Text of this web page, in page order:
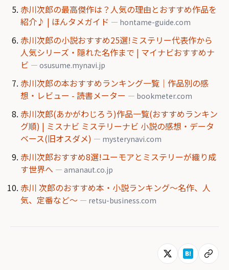
赤川次郎の最高傑作は？人気の理由とおすすめ作品を
紹介♪ | ほんタメガイド — hontame-guide.com
赤川次郎の小説おすすめ25選!ミステリー代表作から
人気シリーズ・隠れた名作まで | マイナビおすすめナ
ビ — osusume.mynavi.jp
赤川次郎の本おすすめランキング一覧｜作品別の感
想・レビュー - 読書メーター — bookmeter.com
赤川次郎(あかがわじろう)作品一覧(おすすめランキン
グ順) | ミスナビ ミステリーナビ 小説の感想・データ
ベース(旧オスダメ) — mysterynavi.com
赤川次郎おすすめ8選!ユーモアとミステリーが織り成
す世界へ — amanaut.co.jp
赤川 次郎のおすすめ本・小説ランキング〜名作、人
気、定番など〜 — retsu-business.com